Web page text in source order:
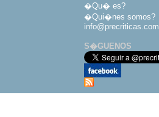
�Qu� es?
�Qui�nes somos?
info@precriticas.com
S�GUENOS